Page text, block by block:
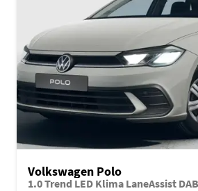
Volkswagen Polo
1.0 Trend LED Klima LaneAssist